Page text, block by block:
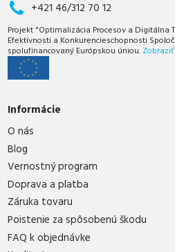
+421 46/312 70 12
Projekt "Optimalizácia Procesov a Digitálna
Efektívnosti a Konkurencieschopnosti
spolufinancovaný Európskou úniou. Zobraziť
Informácie
O nás
Blog
Vernostný program
Doprava a platba
Záruka tovaru
Poistenie za spôsobenú škodu
FAQ k objednávke